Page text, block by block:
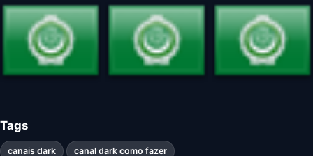
Tags
canais dark canal dark como fazer